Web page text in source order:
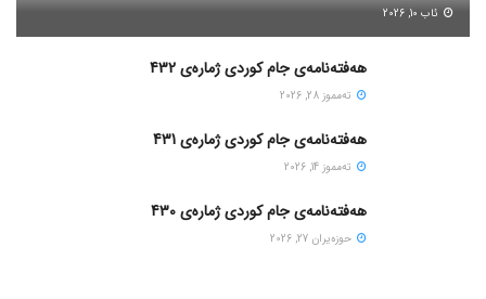
ئاب 10, 2026
هەفتەنامەی جام کوردی ژمارەی 432
ته‌مموز 28, 2026
هەفتەنامەی جام کوردی ژمارەی 431
ته‌مموز 14, 2026
هەفتەنامەی جام کوردی ژمارەی 430
حوزه‌یران 27, 2026